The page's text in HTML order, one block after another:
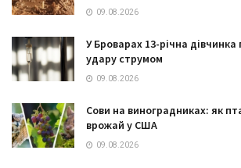
09.08.2026
У Броварах 13-річна
удару струмом
09.08.2026
Сови на виноградниках: як
врожай у США
09.08.2026